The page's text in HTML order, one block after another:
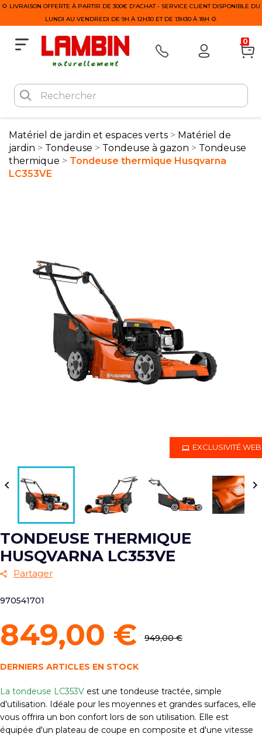
🌻 LIVRAISON OFFERTE À PARTIR DE 300€ D'ACHAT - SERVICE CLIENT DISPONIBLE DU
LUNDI AU VENDREDI DE 9H À 12H30 ET DE 13H30 À 18H 🌻
0
Matériel de jardin et espaces verts
Matériel de
jardin
Tondeuse Tondeuse à gazon
Tondeuse
thermique
Tondeuse thermique Husqvarna
LC353VE
EXCLUSIVITÉ WEB
 
TONDEUSE THERMIQUE
HUSQVARNA LC353VE
Partager
970541701
849,00 € 949,00 €
DERNIERS ARTICLES EN STOCK
La tondeuse LC353V est une tondeuse tractée, simple
d'utilisation. Idéale pour les moyennes et grandes surfaces, elle
vous offrira un bon confort lors de son utilisation. Elle est
équipée d'un plateau de coupe en composite et d'une vitesse